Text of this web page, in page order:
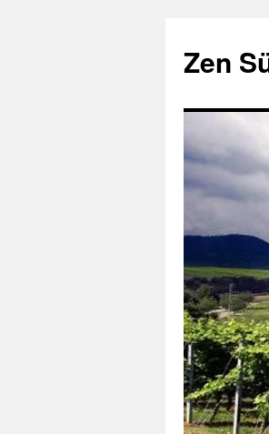
springen
Zen